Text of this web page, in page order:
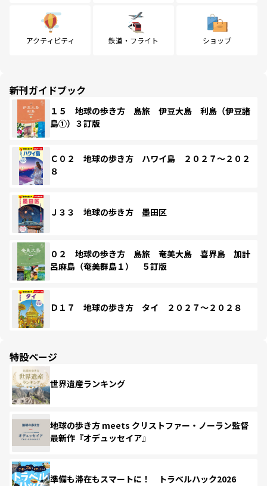
アクティビティ 鉄道・フライト ショップ
新刊ガイドブック
１５ 地球の歩き方 島旅 伊豆大島 利島（伊豆諸
島①）３訂版
Ｃ０２ 地球の歩き方 ハワイ島 ２０２７～２０２
８
Ｊ３３ 地球の歩き方 墨田区
０２ 地球の歩き方 島旅 奄美大島 喜界島 加計
呂麻島（奄美群島１） ５訂版
Ｄ１７ 地球の歩き方 タイ ２０２７～２０２８
特設ページ
世界遺産ランキング
地球の歩き方 meets クリストファー・ノーラン監督
最新作『オデュッセイア』
準備も滞在もスマートに！ トラベルハック2026